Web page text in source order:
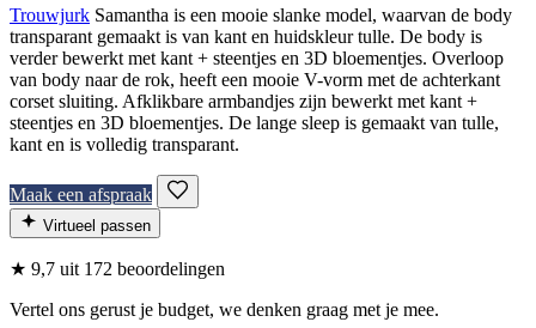
Trouwjurk Samantha is een mooie slanke model, waarvan de body
transparant gemaakt is van kant en huidskleur tulle. De body is
verder bewerkt met kant + steentjes en 3D bloementjes. Overloop
van body naar de rok, heeft een mooie V-vorm met de achterkant
corset sluiting. Afklikbare armbandjes zijn bewerkt met kant +
steentjes en 3D bloementjes. De lange sleep is gemaakt van tulle,
kant en is volledig transparant.
Maak een afspraak
Virtueel passen
★ 9,7 uit 172 beoordelingen
Vertel ons gerust je budget, we denken graag met je mee.